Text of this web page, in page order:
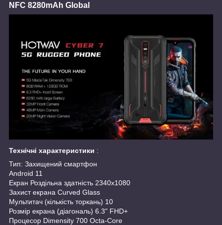
NFC 8280mAh Global
Технічні характеристики :
Тип: Захищений смартфон
Android 11
Екран Роздільна здатність 2340x1080
Захист екрана Curved Glass
Мультитач (кількість торкань) 10
Розмір екрана (діагональ) 6.3" FHD+
Процесор Dimensity 700 Octa-Core